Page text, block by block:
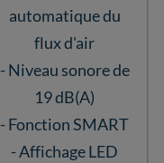
automatique du
flux d'air
- Niveau sonore de
19 dB(A)
- Fonction SMART
- Affichage LED